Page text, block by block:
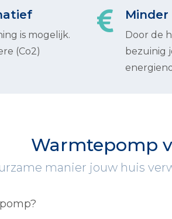
is mogelijk.
(Co2)
Door de
bezuinig
Warmtepomp
manier jouw huis